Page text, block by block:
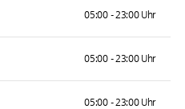
05:00 - 23:00 Uhr
05:00 - 23:00 Uhr
05:00 - 23:00 Uhr